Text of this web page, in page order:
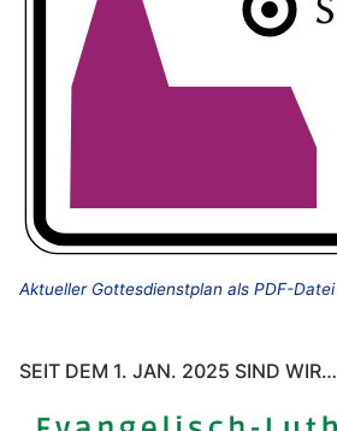
Aktueller Gottesdienstplan als PDF-Datei
SEIT DEM 1. JAN. 2025 SIND WIR…